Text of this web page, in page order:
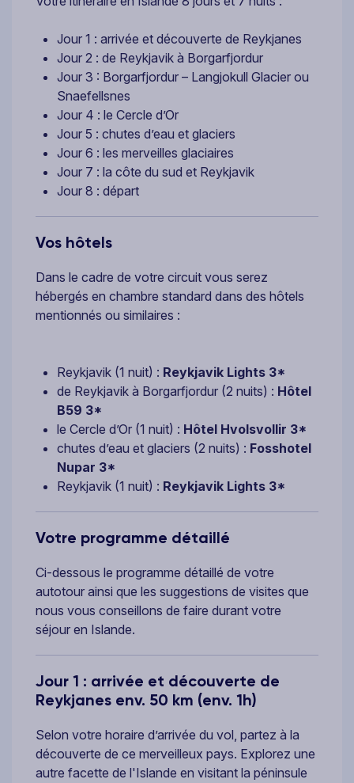
Jour 1 : arrivée et découverte de Reykjanes
Jour 2 : de Reykjavik à Borgarfjordur
Jour 3 : Borgarfjordur – Langjokull Glacier ou
Snaefellsnes
Jour 4 : le Cercle d’Or
Jour 5 : chutes d’eau et glaciers
Jour 6 : les merveilles glaciaires
Jour 7 : la côte du sud et Reykjavik
Jour 8 : départ
Vos hôtels
Dans le cadre de votre circuit vous serez
hébergés en chambre standard dans des hôtels
mentionnés ou similaires :
Reykjavik (1 nuit) : Reykjavik Lights 3*
de Reykjavik à Borgarfjordur (2 nuits) : Hôtel
B59 3*
le Cercle d’Or (1 nuit) : Hôtel Hvolsvollir 3*
chutes d’eau et glaciers (2 nuits) : Fosshotel
Nupar 3*
Reykjavik (1 nuit) : Reykjavik Lights 3*
Votre programme détaillé
Ci-dessous le programme détaillé de votre
autotour ainsi que les suggestions de visites que
nous vous conseillons de faire durant votre
séjour en Islande.
Jour 1 : arrivée et découverte de
Reykjanes env. 50 km (env. 1h)
Selon votre horaire d’arrivée du vol, partez à la
découverte de ce merveilleux pays. Explorez une
autre facette de l'Islande en visitant la péninsule